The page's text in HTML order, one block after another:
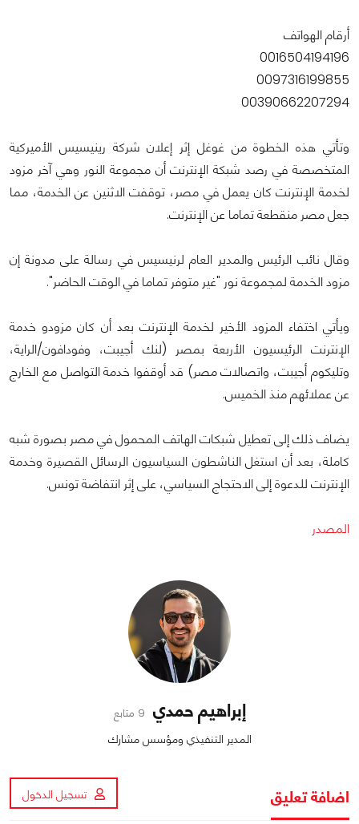
أرقام الهواتف
0016504194196
0097316199855
00390662207294
وتأتي هذه الخطوة من غوغل إثر إعلان شركة رينيسيس الأميركية
المتخصصة في رصد شبكة الإنترنت أن مجموعة النور وهي آخر مزود
لخدمة الإنترنت كان يعمل في مصر، توقفت الاثنين عن الخدمة، مما
جعل مصر منقطعة تماما عن الإنترنت.
وقال نائب الرئيس والمدير العام لرنيسيس في رسالة على مدونة إن
مزود الخدمة لمجموعة نور "غير متوفر تماما في الوقت الحاضر".
ويأتي اختفاء المزود الأخير لخدمة الإنترنت بعد أن كان مزودو خدمة
الإنترنت الرئيسيون الأربعة بمصر (لنك أجيبت، وفودافون/الراية،
وتليكوم أجيبت، واتصالات مصر) قد أوقفوا خدمة التواصل مع الخارج
عن عملائهم منذ الخميس.
يضاف ذلك إلى تعطيل شبكات الهاتف المحمول في مصر بصورة شبه
كاملة، بعد أن استغل الناشطون السياسيون الرسائل القصيرة وخدمة
الإنترنت للدعوة إلى الاحتجاج السياسي، على إثر انتفاضة تونس.
المصدر
إبراهيم حمدي 9 متابع
المدير التنفيذي ومؤسس مشارك
اضافة تعليق تسجيل الدخول